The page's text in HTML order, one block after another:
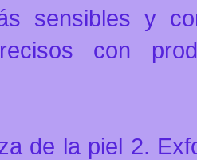
sensibles y
con
de la piel 2.